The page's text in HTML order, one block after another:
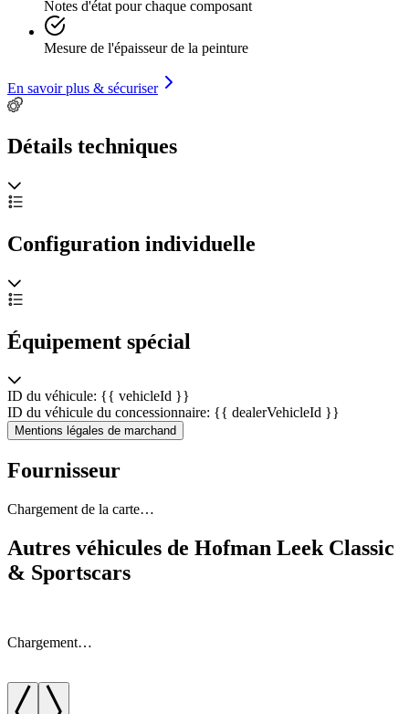
Notes d'état pour chaque composant
Mesure de l'épaisseur de la peinture
En savoir plus & sécuriser
Détails techniques
Configuration individuelle
Équipement spécial
ID du véhicule: {{ vehicleId }}
ID du véhicule du concessionnaire: {{ dealerVehicleId }}
Mentions légales de marchand
Fournisseur
Chargement de la carte…
Autres véhicules de Hofman Leek Classic
& Sportscars
Chargement…